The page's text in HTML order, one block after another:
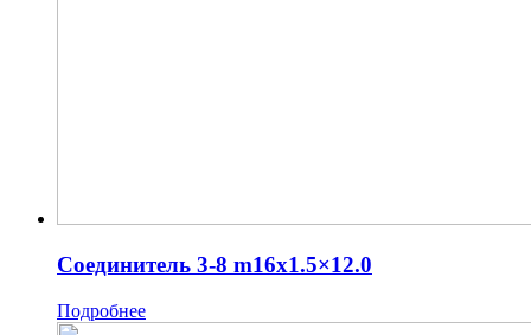
Соединитель 3-8 m16x1.5×12.0
Подробнее